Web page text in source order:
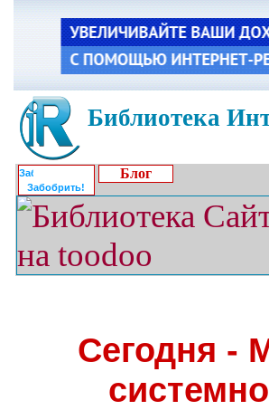
Библиотека
Забобрить!
Блог
Сегодня -